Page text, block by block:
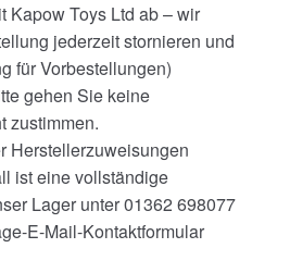
Kapow Toys Ltd ab – wir
jederzeit stornieren und
für Vorbestellungen)
gehen Sie keine
zustimmen.
Herstellerzuweisungen
ist eine vollständige
Lager unter 01362 698077
E-Mail-Kontaktformular